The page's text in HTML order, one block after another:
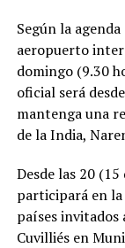
Según la
aeropuerto
domingo (9.30
oficial será
mantenga una
de la India,
Desde las 20
participará en la
países invitados
Cuvilliés en